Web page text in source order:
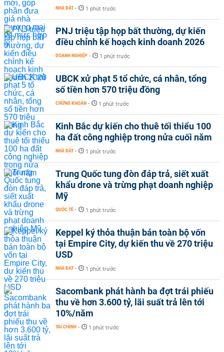
NHÀ ĐẤT - 1 phút trước
PNJ triệu tập họp bất thường, dự kiến
điều chỉnh kế hoạch kinh doanh 2026
DOANH NGHIỆP - 1 phút trước
UBCK xử phạt 5 tổ chức, cá nhân, tổng
số tiền hơn 570 triệu đồng
CHỨNG KHOÁN - 1 phút trước
Kinh Bắc dự kiến cho thuê tối thiểu 100
ha đất công nghiệp trong nửa cuối năm
NHÀ ĐẤT - 1 phút trước
Trung Quốc tung đòn đáp trả, siết xuất
khẩu drone và trừng phạt doanh nghiệp
Mỹ
QUỐC TẾ - 1 phút trước
Keppel ký thỏa thuận bán toàn bộ vốn
tại Empire City, dự kiến thu về 270 triệu
USD
NHÀ ĐẤT - 1 phút trước
Sacombank phát hành ba đợt trái phiếu
thu về hơn 3.600 tỷ, lãi suất trả lên tới
10%/năm
TÀI CHÍNH - 1 phút trước